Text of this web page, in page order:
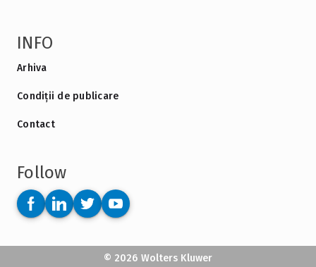
INFO
Arhiva
Condiții de publicare
Contact
Follow
© 2026 Wolters Kluwer